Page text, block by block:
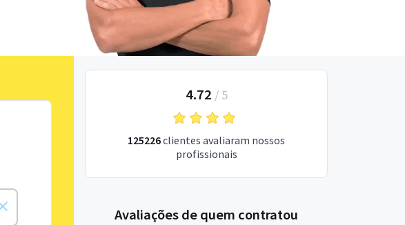
4.72 / 5
125226clientes avaliaram nossos
profissionais
Avaliações de quem contratou